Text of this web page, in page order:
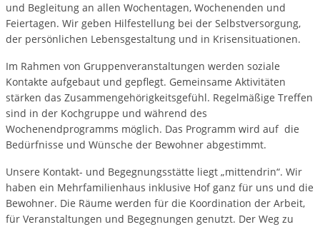
und Begleitung an allen Wochentagen, Wochenenden und
Feiertagen. Wir geben Hilfestellung bei der Selbstversorgung,
der persönlichen Lebensgestaltung und in Krisensituationen.
Im Rahmen von Gruppenveranstaltungen werden soziale
Kontakte aufgebaut und gepflegt. Gemeinsame Aktivitäten
stärken das Zusammengehörigkeitsgefühl. Regelmäßige Treffen
sind in der Kochgruppe und während des
Wochenendprogramms möglich. Das Programm wird auf die
Bedürfnisse und Wünsche der Bewohner abgestimmt.
Unsere Kontakt- und Begegnungsstätte liegt „mittendrin“. Wir
haben ein Mehrfamilienhaus inklusive Hof ganz für uns und die
Bewohner. Die Räume werden für die Koordination der Arbeit,
für Veranstaltungen und Begegnungen genutzt. Der Weg zu